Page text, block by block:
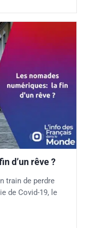
d’un rêve ?
train de perdre
de Covid-19, le